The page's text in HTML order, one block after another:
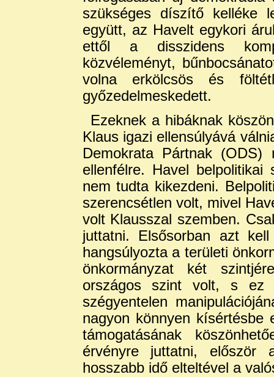
szükséges díszítő kelléke
együtt, az Havelt egykori
ettől a disszidens
közvéleményt,
volna erkölcsös és
győzedelmeskedett.
Ezeknek a hibáknak
Klaus igazi ellensúlyává
Demokrata Pártnak
ellenfélre. Havel belpolitikai
nem tudta kikezdeni.
szerencsétlen volt, mivel
volt Klausszal szemben.
juttatni. Elsősorban azt
hangsúlyozta a területi
önkormányzat két
országos szint volt, s ez
szégyentelen
nagyon könnyen kísértésbe
támogatásának
érvényre juttatni, először
hosszabb idő elteltével a